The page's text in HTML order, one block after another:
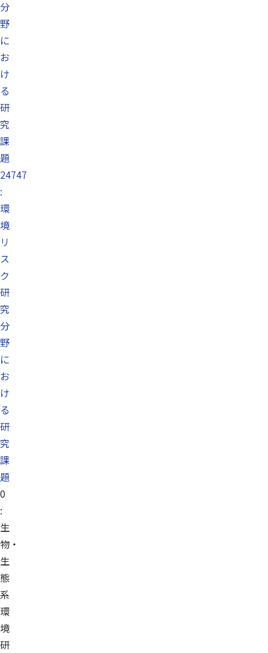
分
野
に
お
け
る
研
究
課
題
24747
:
環
境
リ
ス
ク
研
究
分
野
に
お
け
る
研
究
課
題
0
:
生
物・
生
態
系
環
境
研